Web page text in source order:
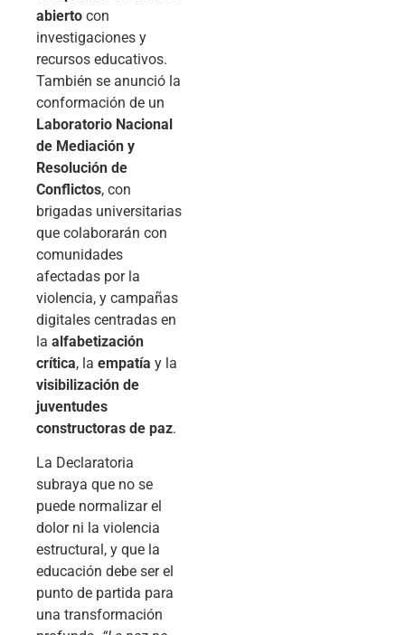
abierto con
investigaciones y
recursos educativos.
También se anunció la
conformación de un
Laboratorio Nacional
de Mediación y
Resolución de
Conflictos, con
brigadas universitarias
que colaborarán con
comunidades
afectadas por la
violencia, y campañas
digitales centradas en
la alfabetización
crítica, la empatía y la
visibilización de
juventudes
constructoras de paz.
La Declaratoria
subraya que no se
puede normalizar el
dolor ni la violencia
estructural, y que la
educación debe ser el
punto de partida para
una transformación